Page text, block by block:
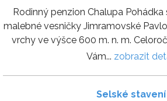
Rodinný penzion Chalupa Pohádka
malebné vesničky Jimramovské
vrchy ve výšce 600 m. n. m.
Vám... zobrazit
Selské stavení